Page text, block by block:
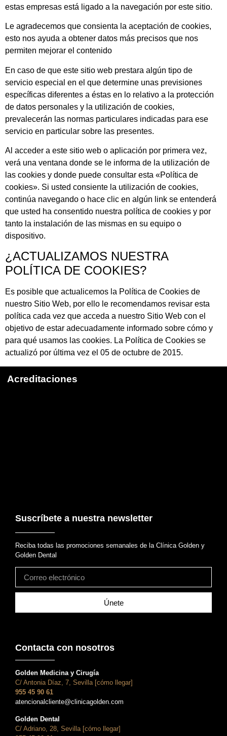
estas empresas está ligado a la navegación por este sitio.
Le agradecemos que consienta la aceptación de cookies,
esto nos ayuda a obtener datos más precisos que nos
permiten mejorar el contenido
En caso de que este sitio web prestara algún tipo de
servicio especial en el que determine unas previsiones
específicas diferentes a éstas en lo relativo a la protección
de datos personales y la utilización de cookies,
prevalecerán las normas particulares indicadas para ese
servicio en particular sobre las presentes.
Al acceder a este sitio web o aplicación por primera vez,
verá una ventana donde se le informa de la utilización de
las cookies y donde puede consultar esta «Política de
cookies». Si usted consiente la utilización de cookies,
continúa navegando o hace clic en algún link se entenderá
que usted ha consentido nuestra política de cookies y por
tanto la instalación de las mismas en su equipo o
dispositivo.
¿ACTUALIZAMOS NUESTRA
POLÍTICA DE COOKIES?
Es posible que actualicemos la Política de Cookies de
nuestro Sitio Web, por ello le recomendamos revisar esta
política cada vez que acceda a nuestro Sitio Web con el
objetivo de estar adecuadamente informado sobre cómo y
para qué usamos las cookies. La Política de Cookies se
actualizó por última vez el 05 de octubre de 2015.
Acreditaciones
Suscríbete a nuestra newsletter
Reciba todas las promociones semanales de la Clínica Golden y
Golden Dental
Únete
Contacta con nosotros
Golden Medicina y Cirugía
C/ Antonia Díaz, 7, Sevilla [cómo llegar]
955 45 90 61
atencionalcliente@clinicagolden.com
Golden Dental
C/ Adriano, 28, Sevilla [cómo llegar]